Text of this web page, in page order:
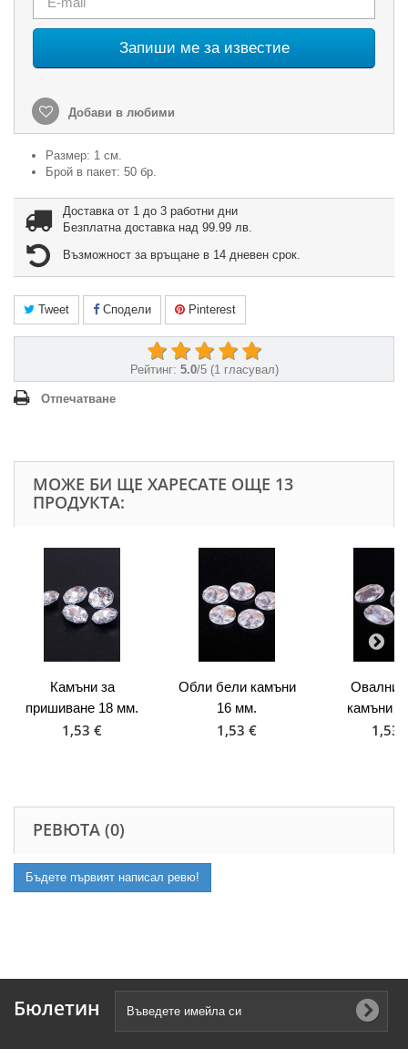
Запиши ме за известие
Добави в любими
Размер: 1 см.
Брой в пакет: 50 бр.
Доставка от 1 до 3 работни дни
Безплатна доставка над 99.99 лв.
Възможност за връщане в 14 дневен срок.
Tweet Сподели Pinterest
Рейтинг: 5.0/5(1гласувал)
Отпечатване
МОЖЕ БИ ЩЕ ХАРЕСАТЕ ОЩЕ 13
ПРОДУКТА:
Камъни за
пришиване 18 мм.
1,53 €
Обли бели камъни
16 мм.
1,53 €
Овални
камъни
1,53
РЕВЮТА (0)
Бъдете първият написал ревю!
Бюлетин